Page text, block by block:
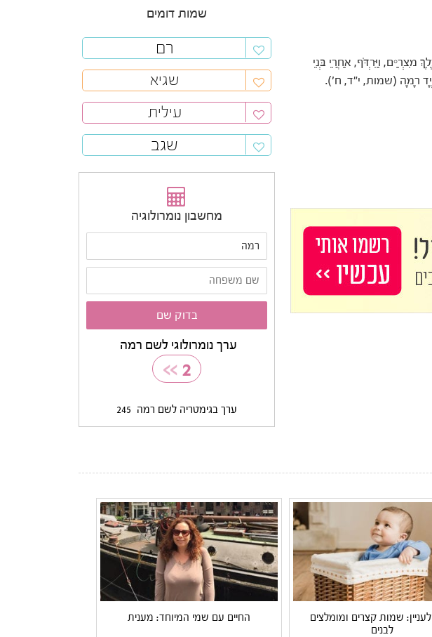
מִצְרַיִם, וַיִּרְדֹּף, אַחֲרֵי בְּנֵי
רָמָה (שמות, י"ד, ח').
שמות דומים
רם
שגיא
עילית
שגב
מחשבון נומרולוגיה
ערך נומרולוגי לשם רמה
2
>>
ערך בגימטריה לשם רמה 245
שמות קצרים ומומלצים
לבנים
החיים עם שמי המיוחד: מענית